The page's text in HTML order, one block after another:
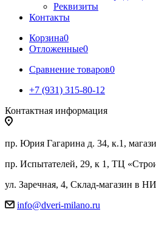
Реквизиты
Контакты
Корзина0
Отложенные0
Сравнение товаров0
+7 (931) 315-80-12
Контактная информация
пр. Юрия Гагарина д. 34, к.1,
пр. Испытателей, 29, к 1, ТЦ
ул. Заречная, 4, Склад-магазин в
info@dveri-milano.ru